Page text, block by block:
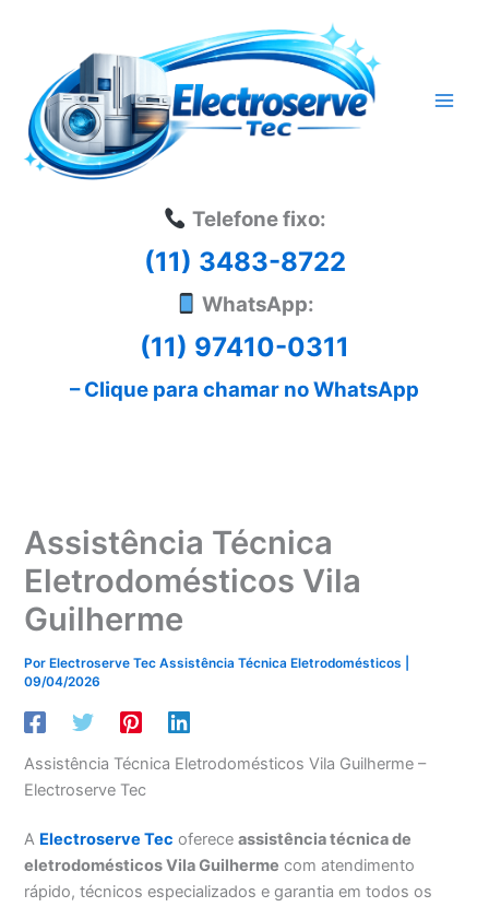
conteúdo
Telefone fixo:
(11) 3483-8722
WhatsApp:
(11) 97410-0311
– Clique para chamar no WhatsApp
Assistência Técnica
Eletrodomésticos Vila
Guilherme
Por Electroserve Tec Assistência Técnica Eletrodomésticos
09/04/2026
Assistência Técnica Eletrodomésticos Vila Guilherme –
Electroserve Tec
A Electroserve Tec ofereceassistência técnica de
eletrodomésticos Vila Guilherme com atendimento
rápido, técnicos especializados e garantia em todos os